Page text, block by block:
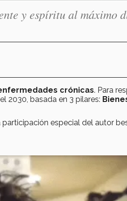
y espíritu al máximo
crónicas. Para
2030, basada en 3 pilares:
especial del autor